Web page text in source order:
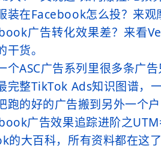
装在Facebook怎么投？来观
广告转化效果差？来看
干货。
个ASC广告系列里很多条广
完整TikTok Ads知识图谱，
跑的好的广告搬到另外一个
广告效果追踪进阶之
的大百科，所有资料都在这